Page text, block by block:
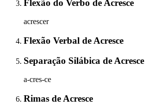
Flexão do Verbo de Acresce
acrescer
Flexão Verbal de Acresce
Separação Silábica de Acresce
a-cres-ce
Rimas de Acresce